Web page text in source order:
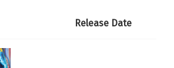
Release Date